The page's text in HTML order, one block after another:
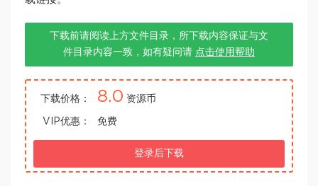
下载前请阅读上方文件目录，所下载内容保证与文
件目录内容一致，如有疑问请 点击使用帮助
下载价格： 8.0 资源币
VIP优惠： 免费
登录后下载